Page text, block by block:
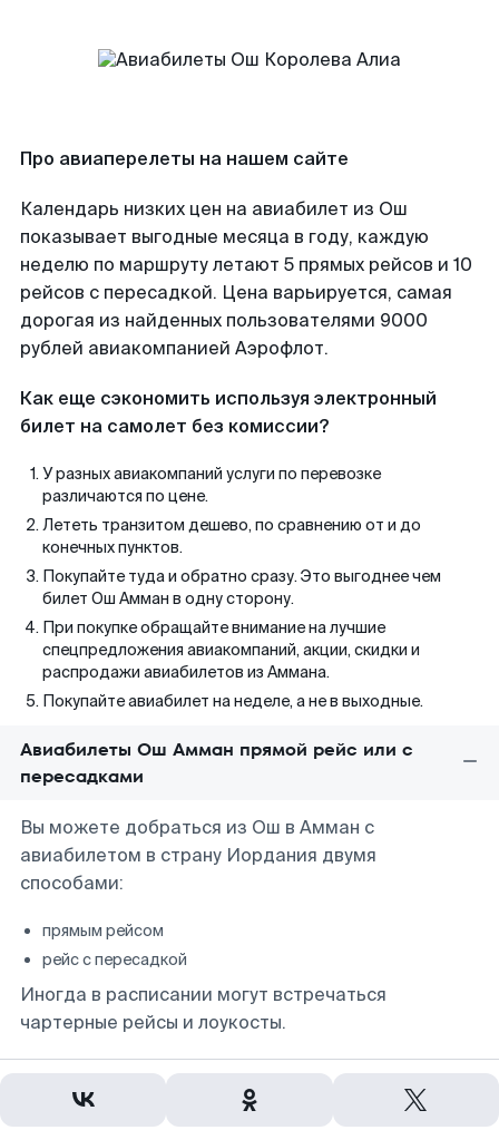
Про авиаперелеты на нашем сайте
Календарь низких цен на авиабилет из Ош
показывает выгодные месяца в году, каждую
неделю по маршруту летают 5 прямых рейсов и 10
рейсов с пересадкой. Цена варьируется, самая
дорогая из найденных пользователями 9000
рублей авиакомпанией Аэрофлот.
Как еще сэкономить используя электронный
билет на самолет без комиссии?
У разных авиакомпаний услуги по перевозке
различаются по цене.
Лететь транзитом дешево, по сравнению от и до
конечных пунктов.
Покупайте туда и обратно сразу. Это выгоднее чем
билет Ош Амман в одну сторону.
При покупке обращайте внимание на лучшие
спецпредложения авиакомпаний, акции, скидки и
распродажи авиабилетов из Аммана.
Покупайте авиабилет на неделе, а не в выходные.
Авиабилеты Ош Амман прямой рейс или с
пересадками
Вы можете добраться из Ош в Амман с
авиабилетом в страну Иордания двумя
способами:
прямым рейсом
рейс с пересадкой
Иногда в расписании могут встречаться
чартерные рейсы и лоукосты.